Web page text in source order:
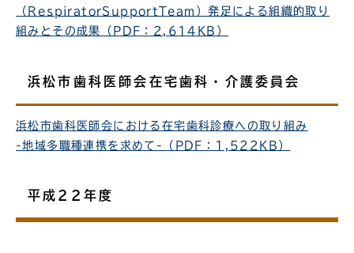
（RespiratorSupportTeam）発足による組織的取り
組みとその成果（PDF：2,614KB）
浜松市歯科医師会在宅歯科・介護委員会
浜松市歯科医師会における在宅歯科診療への取り組み
-地域多職種連携を求めて-（PDF：1,522KB）
平成22年度